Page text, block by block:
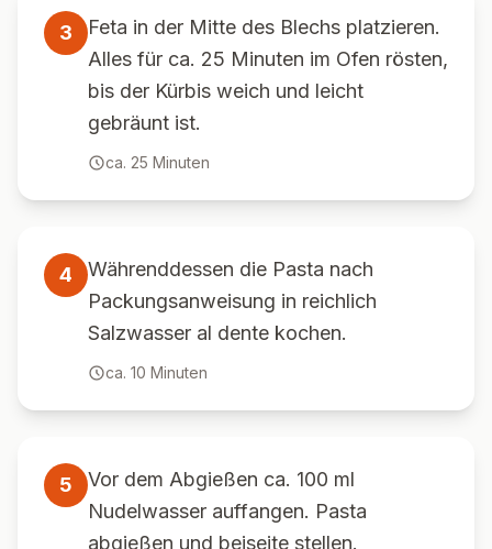
3
Feta in der Mitte des Blechs platzieren.
Alles für ca. 25 Minuten im Ofen rösten,
bis der Kürbis weich und leicht
gebräunt ist.
ca. 25 Minuten
4
Währenddessen die Pasta nach
Packungsanweisung in reichlich
Salzwasser al dente kochen.
ca. 10 Minuten
5
Vor dem Abgießen ca. 100 ml
Nudelwasser auffangen. Pasta
abgießen und beiseite stellen.